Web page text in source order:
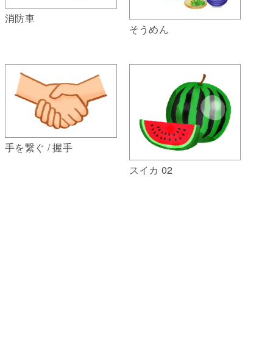
消防車
そうめん
手を繋ぐ / 握手
スイカ 02